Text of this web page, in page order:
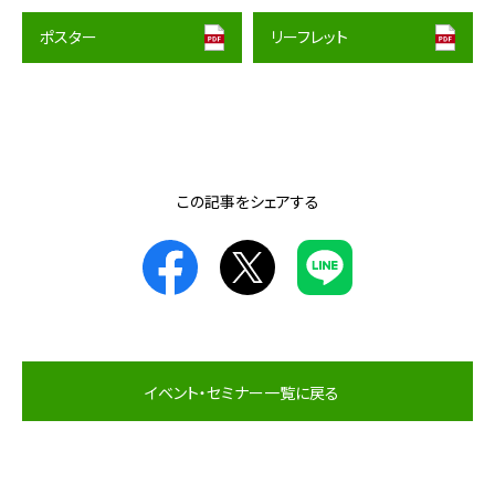
ポスター リーフレット
この記事をシェアする
イベント・セミナー一覧に戻る